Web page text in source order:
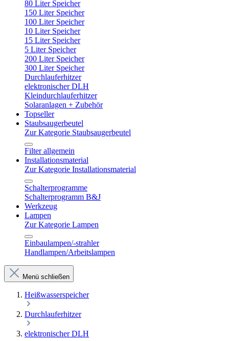
80 Liter Speicher
150 Liter Speicher
100 Liter Speicher
10 Liter Speicher
15 Liter Speicher
5 Liter Speicher
200 Liter Speicher
300 Liter Speicher
Durchlauferhitzer
elektronischer DLH
Kleindurchlauferhitzer
Solaranlagen + Zubehör
Topseller
Staubsaugerbeutel
Zur Kategorie Staubsaugerbeutel
Filter allgemein
Installationsmaterial
Zur Kategorie Installationsmaterial
Schalterprogramme
Schalterprogramm B&J
Werkzeug
Lampen
Zur Kategorie Lampen
Einbaulampen/-strahler
Handlampen/Arbeitslampen
Menü schließen
Heißwasserspeicher
Durchlauferhitzer
elektronischer DLH